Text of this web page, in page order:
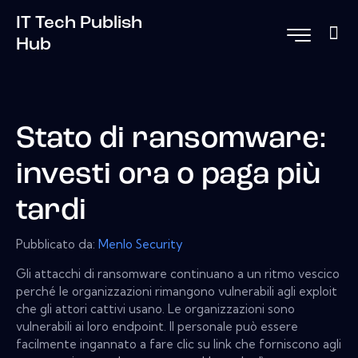
IT Tech Publish
Hub
Stato di ransomware:
investi ora o paga più
tardi
Pubblicato da: Menlo Security
Gli attacchi di ransomware continuano a un ritmo vescico
perché le organizzazioni rimangono vulnerabili agli exploit
che gli attori cattivi usano. Le organizzazioni sono
vulnerabili ai loro endpoint. Il personale può essere
facilmente ingannato a fare clic su link che forniscono agli